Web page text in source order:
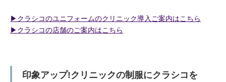
▶︎クラシコのユニフォームのクリニック導入ご案内はこちら
▶︎クラシコの店舗のご案内はこちら
印象アップ!クリニックの制服にクラシコを